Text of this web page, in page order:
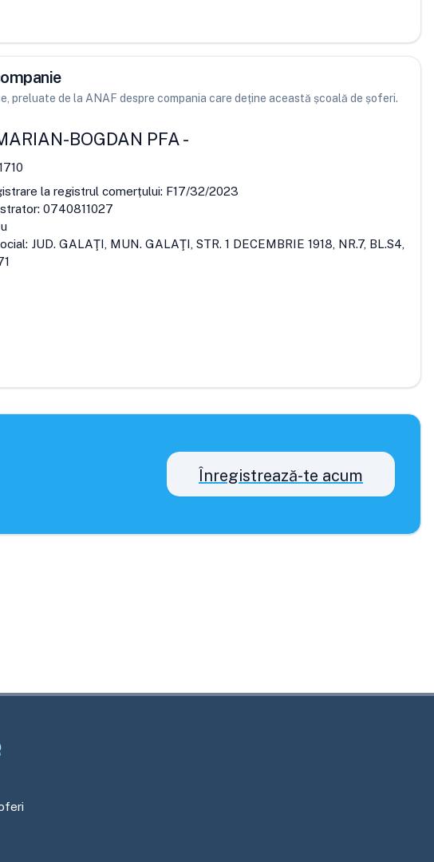
preluate de la ANAF despre compania care deține această școală de șoferi.
BOGDAN PFA-
la registrul comerțului: F17/32/2023
0740811027
JUD. GALAŢI, MUN. GALAŢI, STR. 1 DECEMBRIE 1918, NR.7, BL.S4,
Înregistrează-te acum